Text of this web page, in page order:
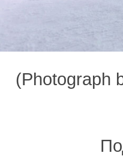
(Photograph